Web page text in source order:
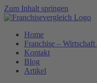
Zum Inhalt springen
Home
Franchise – Wirtschaft
Kontakt
Blog
Artikel